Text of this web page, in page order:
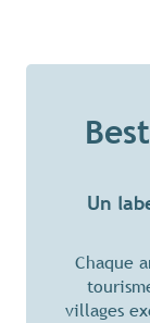
Un
Chaque
villages